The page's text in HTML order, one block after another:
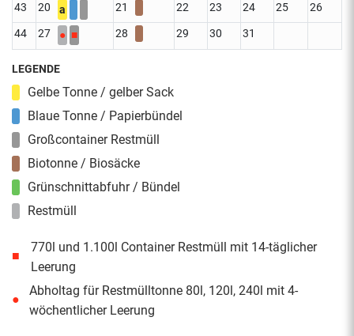
43
20 a 21 22 23 24 25 26
44 27 ● ■ 28 29 30 31
LEGENDE
Gelbe Tonne / gelber Sack
Blaue Tonne / Papierbündel
Großcontainer Restmüll
Biotonne / Biosäcke
Grünschnittabfuhr / Bündel
Restmüll
■
770l und 1.100l Container Restmüll mit 14-täglicher
Leerung
●
Abholtag für Restmülltonne 80l, 120l, 240l mit 4-
wöchentlicher Leerung